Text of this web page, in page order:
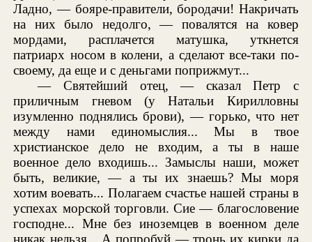
Ладно, — бояре-правители, бородачи! Накричать
на них было недолго, — повалятся на ковер
мордами, расплачется матушка, уткнется
патриарх носом в колени, а сделают все-таки по-
своему, да еще и с деньгами поприжмут...
— Святейший отец, — сказал Петр с
приличным гневом (у Натальи Кирилловны
изумленно поднялись брови), — горько, что нет
между нами единомыслия... Мы в твое
христианское дело не входим, а ты в наше
военное дело входишь... Замыслы наши, может
быть, великие, — а ты их знаешь? Мы моря
хотим воевать... Полагаем счастье нашей страны в
успехах морской торговли. Сие — благословение
господне... Мне без иноземцев в военном деле
никак нельзя... А попробуй — тронь их кирки да